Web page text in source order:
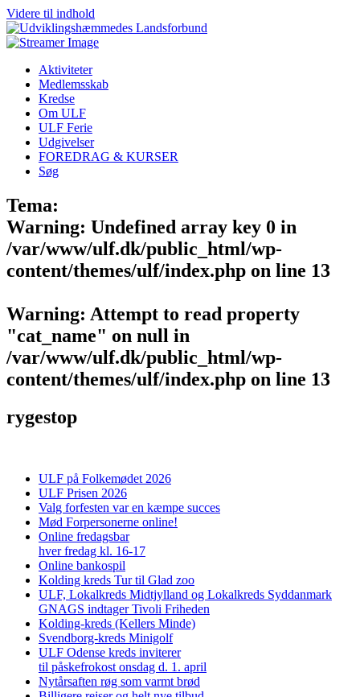
Videre til indhold
Aktiviteter
Medlemsskab
Kredse
Om ULF
ULF Ferie
Udgivelser
FOREDRAG & KURSER
Søg
Tema:
Warning: Undefined array key 0 in
/var/www/ulf.dk/public_html/wp-
content/themes/ulf/index.php on line 13
Warning: Attempt to read property
"cat_name" on null in
/var/www/ulf.dk/public_html/wp-
content/themes/ulf/index.php on line 13
rygestop
ULF på Folkemødet 2026
ULF Prisen 2026
Valg forfesten var en kæmpe succes
Mød Forpersonerne online!
Online fredagsbar
hver fredag kl. 16-17
Online bankospil
Kolding kreds Tur til Glad zoo
ULF, Lokalkreds Midtjylland og Lokalkreds Syddanmark
GNAGS indtager Tivoli Friheden
Kolding-kreds (Kellers Minde)
Svendborg-kreds Minigolf
ULF Odense kreds inviterer
til påskefrokost onsdag d. 1. april
Nytårsaften røg som varmt brød